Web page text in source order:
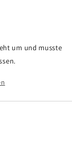
um und musste